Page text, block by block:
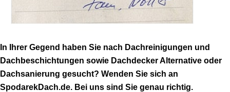
In Ihrer Gegend haben Sie nach Dachreinigungen und
Dachbeschichtungen sowie Dachdecker Alternative oder
Dachsanierung gesucht? Wenden Sie sich an
SpodarekDach.de. Bei uns sind Sie genau richtig.